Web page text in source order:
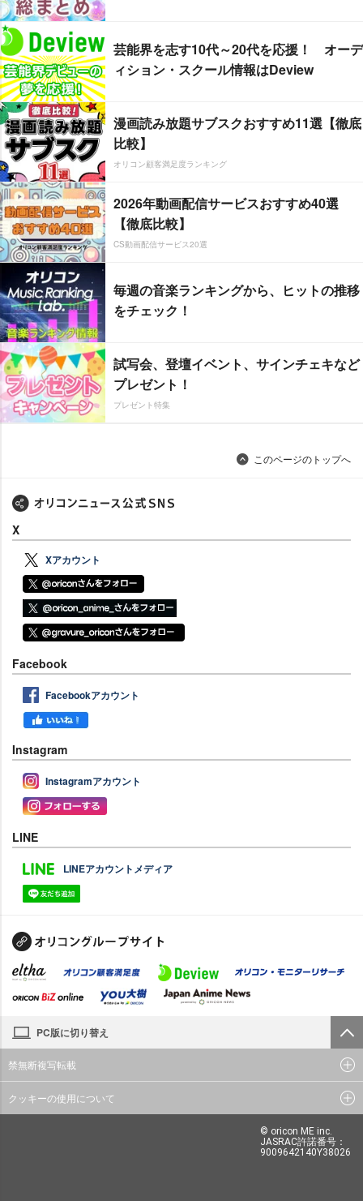
芸能界を志す10代～20代を応援！ オーデ
ィション・スクール情報はDeview
漫画読み放題サブスクおすすめ11選【徹底
比較】
オリコン顧客満足度ランキング
2026年動画配信サービスおすすめ40選
【徹底比較】
CS動画配信サービス20選
毎週の音楽ランキングから、ヒットの推移
をチェック！
試写会、登壇イベント、サインチェキなど
プレゼント！
プレゼント特集
このページのトップへ
X
Xアカウント
Facebook
Facebookアカウント
Instagram
Instagramアカウント
LINE
LINEアカウントメディア
PC版に切り替え
禁無断複写転載
クッキーの使用について
© oricon ME inc.
JASRAC許諾番号：
9009642140Y38026